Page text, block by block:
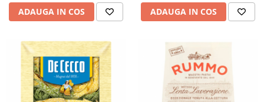
ADAUGA IN COS ADAUGA IN COS